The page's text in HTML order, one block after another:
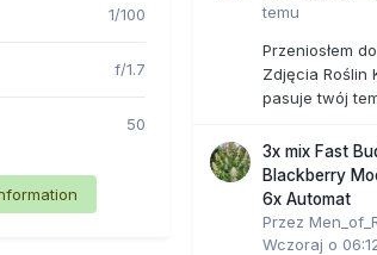
1/100
f/1.7
50
temu
Przeniosłem
Zdjęcia Roślin
pasuje twój
3x mix Fast
Blackberry
6x Automat
Przez
Wczoraj o